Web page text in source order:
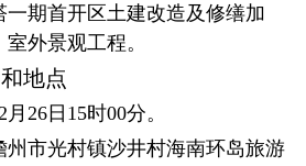
文化
一期首开区土建改造及修缮加
外景观工程。
地点
月26日15时00分。
州市光村镇沙井村海南环岛旅游